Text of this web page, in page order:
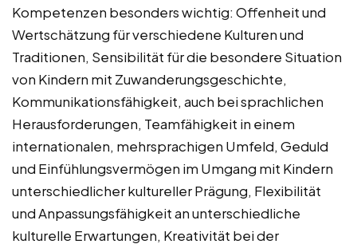
Kompetenzen besonders wichtig: Offenheit und
Wertschätzung für verschiedene Kulturen und
Traditionen, Sensibilität für die besondere Situation
von Kindern mit Zuwanderungsgeschichte,
Kommunikationsfähigkeit, auch bei sprachlichen
Herausforderungen, Teamfähigkeit in einem
internationalen, mehrsprachigen Umfeld, Geduld
und Einfühlungsvermögen im Umgang mit Kindern
unterschiedlicher kultureller Prägung, Flexibilität
und Anpassungsfähigkeit an unterschiedliche
kulturelle Erwartungen, Kreativität bei der